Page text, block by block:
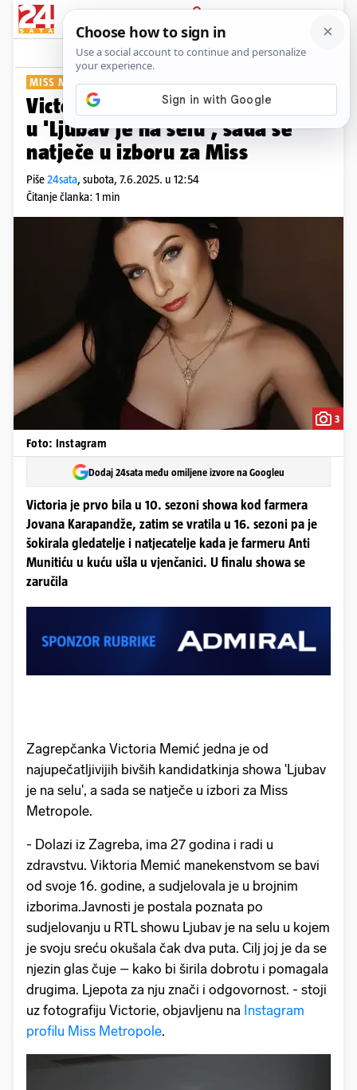
PRIJAVA
Show Komentari
MISS METROPOLE
Victoria Memić dva je puta bila
u 'Ljubav je na selu', sada se
natječe u izboru za Miss
Piše24sata, subota, 7.6.2025. u 12:54
Čitanje članka: 1 min
3
Foto: Instagram
Dodaj 24sata među omiljene izvore na Googleu
Victoria je prvo bila u 10. sezoni showa kod farmera
Jovana Karapandže, zatim se vratila u 16. sezoni pa je
šokirala gledatelje i natjecatelje kada je farmeru Anti
Munitiću u kuću ušla u vjenčanici. U finalu showa se
zaručila
Zagrepčanka Victoria Memić jedna je od
najupečatljivijih bivših kandidatkinja showa 'Ljubav
je na selu', a sada se natječe u izbori za Miss
Metropole.
- Dolazi iz Zagreba, ima 27 godina i radi u
zdravstvu. Viktoria Memić manekenstvom se bavi
od svoje 16. godine, a sudjelovala je u brojnim
izborima.Javnosti je postala poznata po
sudjelovanju u RTL showu Ljubav je na selu u kojem
je svoju sreću okušala čak dva puta. Cilj joj je da se
njezin glas čuje – kako bi širila dobrotu i pomagala
drugima. Ljepota za nju znači i odgovornost. - stoji
uz fotografiju Victorie, objavljenu na Instagram
profilu Miss Metropole.